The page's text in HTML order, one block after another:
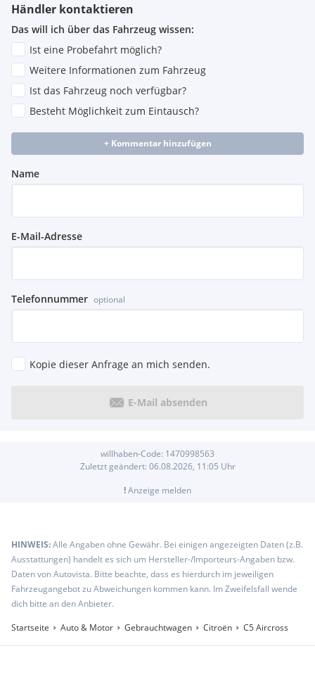
Händler kontaktieren
Das will ich über das Fahrzeug wissen:
Ist eine Probefahrt möglich?
Weitere Informationen zum Fahrzeug
Ist das Fahrzeug noch verfügbar?
Besteht Möglichkeit zum Eintausch?
+ Kommentar hinzufügen
Name
E-Mail-Adresse
Telefonnummer optional
Kopie dieser Anfrage an mich senden.
E-Mail absenden
willhaben-Code: 1470998563
Zuletzt geändert: 06.08.2026, 11:05 Uhr
!Anzeige melden
HINWEIS:Alle Angaben ohne Gewähr. Bei einigen angezeigten Daten (z.B.
Ausstattungen) handelt es sich um Hersteller-/Importeurs-Angaben bzw.
Daten von Autovista. Bitte beachte, dass es hierdurch im jeweiligen
Fahrzeugangebot zu Abweichungen kommen kann. Im Zweifelsfall wende
dich bitte an den Anbieter.
Startseite
Auto & Motor Gebrauchtwagen Citroën C5 Aircross